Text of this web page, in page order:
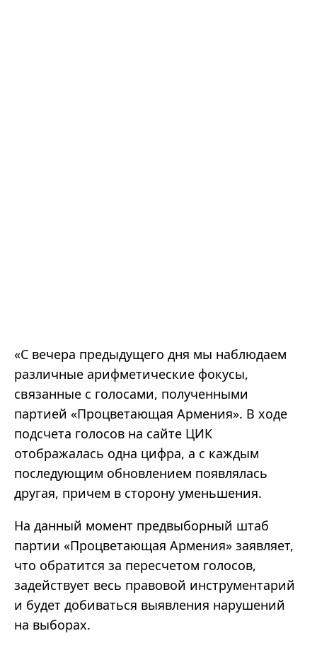
«С вечера предыдущего дня мы наблюдаем
различные арифметические фокусы,
связанные с голосами, полученными
партией «Процветающая Армения». В ходе
подсчета голосов на сайте ЦИК
отображалась одна цифра, а с каждым
последующим обновлением появлялась
другая, причем в сторону уменьшения.
На данный момент предвыборный штаб
партии «Процветающая Армения» заявляет,
что обратится за пересчетом голосов,
задействует весь правовой инструментарий
и будет добиваться выявления нарушений
на выборах.